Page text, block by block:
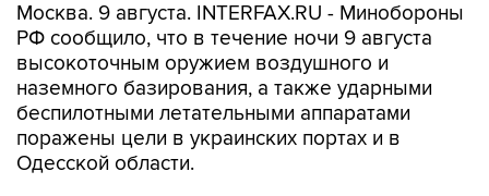
Москва. 9 августа. INTERFAX.RU - Минобороны
РФ сообщило, что в течение ночи 9 августа
высокоточным оружием воздушного и
наземного базирования, а также ударными
беспилотными летательными аппаратами
поражены цели в украинских портах и в
Одесской области.